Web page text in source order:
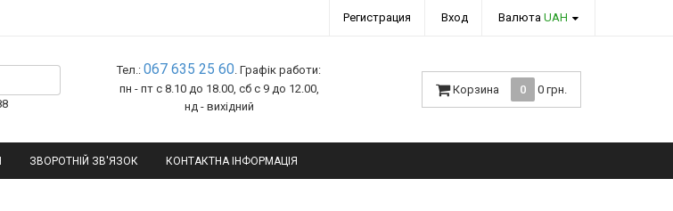
Регистрация Вход Валюта UAH
Тел.: 067 635 25 60. Графік работи:
пн - пт с 8.10 до 18.00, сб с 9 до 12.00,
нд - вихідний
Корзина 0 0 грн.
ЗВОРОТНІЙ ЗВ'ЯЗОК КОНТАКТНА ІНФОРМАЦІЯ